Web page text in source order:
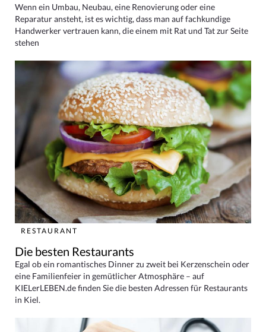
Wenn ein Umbau, Neubau, eine Renovierung oder eine
Reparatur ansteht, ist es wichtig, dass man auf fachkundige
Handwerker vertrauen kann, die einem mit Rat und Tat zur Seite
stehen
RESTAURANT
Die besten Restaurants
Egal ob ein romantisches Dinner zu zweit bei Kerzenschein oder
eine Familienfeier in gemütlicher Atmosphäre – auf
KIELerLEBEN.de finden Sie die besten Adressen für Restaurants
in Kiel.